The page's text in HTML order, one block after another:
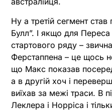
Ну а третій сегмент
Булл”. І якщо для
стартового ряду –
Ферстаппена – це щось
що Макс показав
а в другій хоч і
виїхав за межі траси. В
Леклера і Норріса і